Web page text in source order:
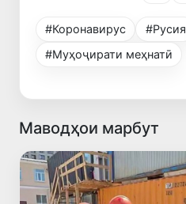
#Коронавирус #Русия
#Муҳоҷирати меҳнатӣ
Маводҳои марбут